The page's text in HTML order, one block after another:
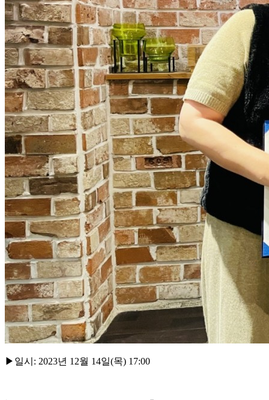
▶일시 : 2023년 12월 14일(목) 17:00